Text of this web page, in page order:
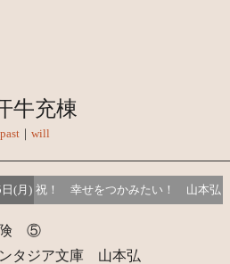
牛充棟
past｜ will
(月) 祝！ 幸せをつかみたい！ 山本弘
険 ⑤
タジア文庫 山本弘